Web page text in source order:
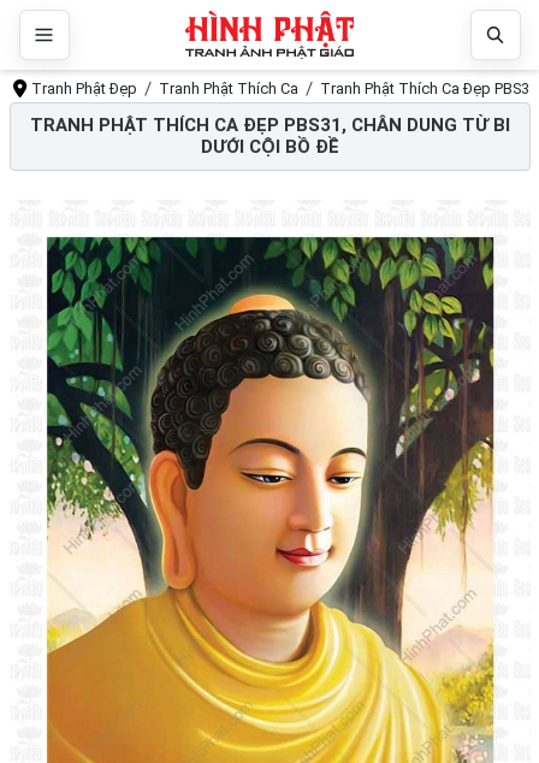
Tranh Phật Đẹp Tranh Phật Thích Ca Tranh Phật Thích Ca Đẹp
TRANH PHẬT THÍCH CA ĐẸP PBS31, CHÂN DUNG TỪ BI
DƯỚI CỘI BỒ ĐỀ